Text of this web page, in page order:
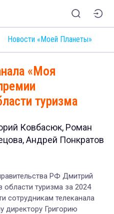
Новости «Моей Планеты»
«Моя
туризма
Ковбасюк, Роман
Андрей Понкратов
РФ Дмитрий
туризма за 2024
сотрудникам телеканала
директору Григорию